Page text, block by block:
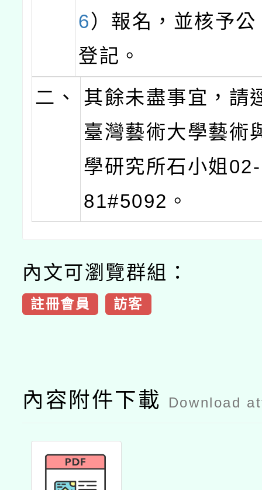
6）報名，並核予
登記。
二、
其餘未盡事宜，請
臺灣藝術大學藝術
學研究所石小姐
81#5092。
內文可瀏覽群組：
註冊會員 訪客
內容附件下載 Download